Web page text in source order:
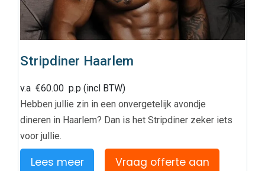
Stripdiner Haarlem
v.a€60.00 p.p (incl BTW)
Hebben jullie zin in een onvergetelijk avondje
dineren in Haarlem? Dan is het Stripdiner zeker iets
voor jullie.
Lees meer Vraag offerte aan